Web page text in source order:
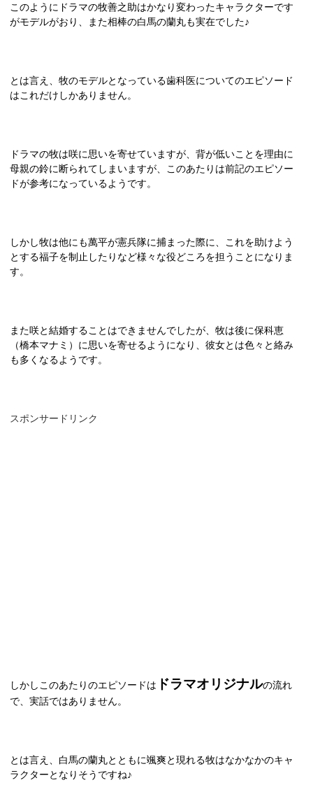
このようにドラマの牧善之助はかなり変わったキャラクターです
がモデルがおり、また相棒の白馬の蘭丸も実在でした♪
とは言え、牧のモデルとなっている歯科医についてのエピソード
はこれだけしかありません。
ドラマの牧は咲に思いを寄せていますが、背が低いことを理由に
母親の鈴に断られてしまいますが、このあたりは前記のエピソー
ドが参考になっているようです。
しかし牧は他にも萬平が憲兵隊に捕まった際に、これを助けよう
とする福子を制止したりなど様々な役どころを担うことになりま
す。
また咲と結婚することはできませんでしたが、牧は後に保科恵
（橋本マナミ）に思いを寄せるようになり、彼女とは色々と絡み
も多くなるようです。
スポンサードリンク
しかしこのあたりのエピソードは ドラマオリジナルの流れ
で、実話ではありません。
とは言え、白馬の蘭丸とともに颯爽と現れる牧はなかなかのキャ
ラクターとなりそうですね♪